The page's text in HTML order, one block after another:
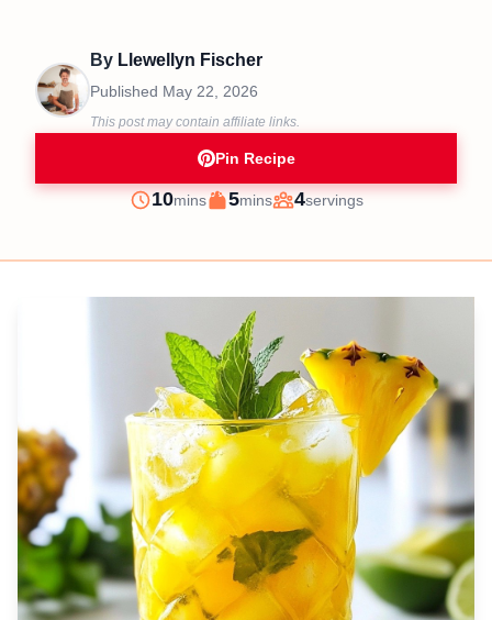
By Llewellyn Fischer
Published May 22, 2026
This post may contain affiliate links.
Pin Recipe
Prep
10minutes
mins
Cook
5minutes
mins
Servings
4servings